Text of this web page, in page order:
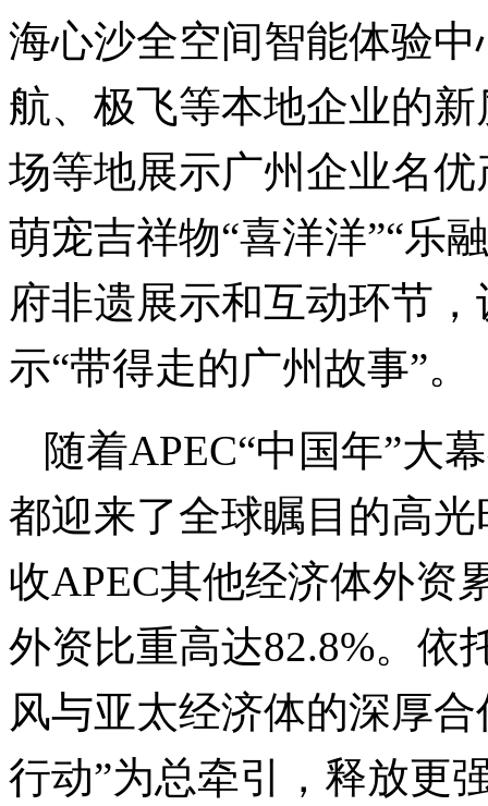
海心沙全空间智能体验
航、极飞等本地企业的
场等地展示广州企业名
萌宠吉祥物“喜洋洋”“乐
府非遗展示和互动环节
示“带得走的广州故事”。
随着APEC“中国年”大
都迎来了全球瞩目的高
收APEC其他经济体外资
外资比重高达82.8%。依
风与亚太经济体的深厚
行动”为总牵引，释放更